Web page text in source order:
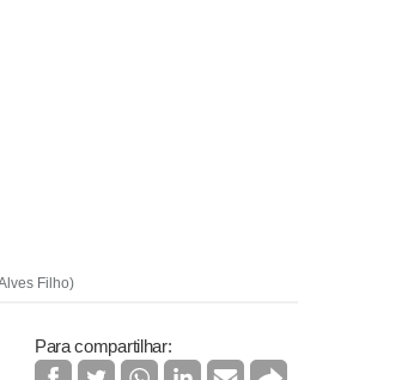
Filho)
Para compartilhar: